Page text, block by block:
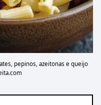
pepinos, azeitonas e queijo